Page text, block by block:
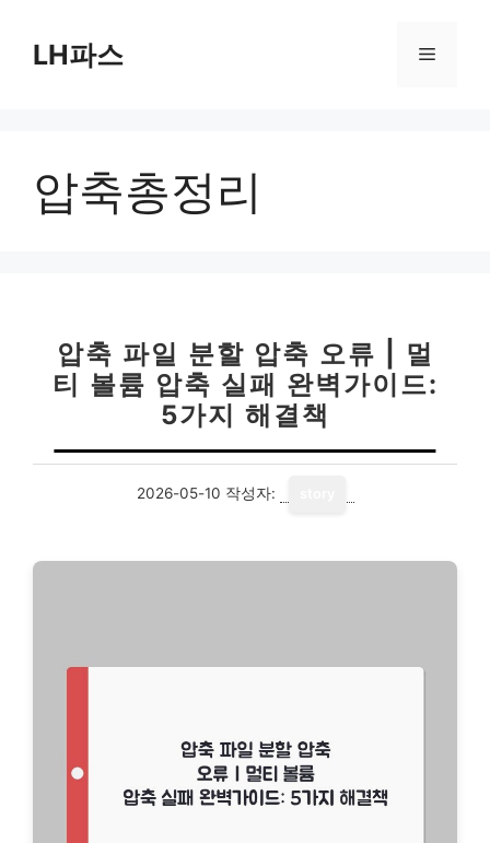
LH파스 메
압축총정리
압축 파일 분할 압축 오류 | 멀
티 볼륨 압축 실패 완벽가이드:
5가지 해결책
2026-05-10 작성자: